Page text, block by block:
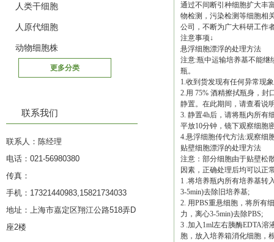
人类干细胞
人原代细胞
动物细胞株
更多分类
联系我们
联系人：陈经理
电话：021-56980380
传真：
手机：17321440983,15821734033
地址：上海市嘉定区翔江公路518弄D
座2楼
通过不间断引种细胞扩大丰
物检测，污染检测等细胞相
公司，不断为广大科研工作
注意事项↓
悬浮细胞漂浮的处理方法
注意:瓶中运输培养基不能继
瓶。
1.收到货发现有任何异常现
2.用 75% 酒精擦拭瓶身，封
静置。在此期间，请查看说
3. 静置4h后，请将瓶内所有
平放10分钟，镜下观察细胞
4.悬浮细胞传代方法:观察细
贴壁细胞漂浮的处理方法
注意：部分细胞由于贴壁松
因素，正确处理后均可以正
1 .将培养瓶内所有培养基转
3-5min)去除旧培养基;
2. 用PBS重悬细胞，将所有
力，离心3-5min)去除PBS;
3 .加入1ml左右胰酶EDTA溶
胞，放入培养箱消化细胞，